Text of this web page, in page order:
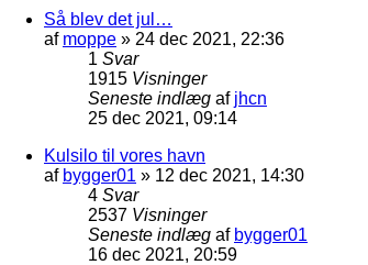
Så blev det jul…
af moppe » 24 dec 2021, 22:36
1 Svar
1915 Visninger
Seneste indlæg af jhcn
25 dec 2021, 09:14
Kulsilo til vores havn
af bygger01 » 12 dec 2021, 14:30
4 Svar
2537 Visninger
Seneste indlæg af bygger01
16 dec 2021, 20:59